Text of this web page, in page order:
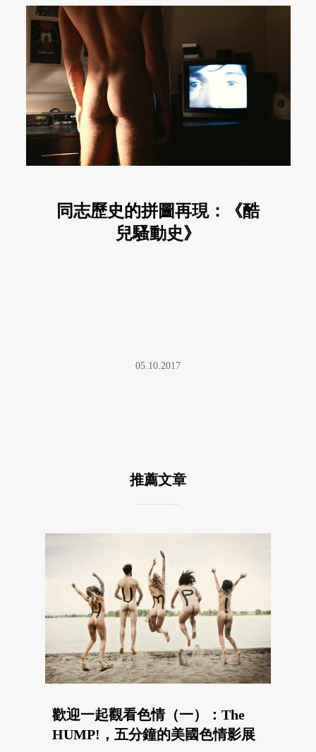
同志歷史的拼圖再現：《酷
兒騷動史》
05.10.2017
推薦文章
歡迎一起觀看色情（一）：The
HUMP!，五分鐘的美國色情影展